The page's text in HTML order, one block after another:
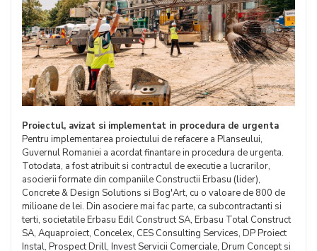
Proiectul, avizat si implementat in procedura de urgenta
Pentru implementarea proiectului de refacere a Planseului,
Guvernul Romaniei a acordat finantare in procedura de urgenta.
Totodata, a fost atribuit si contractul de executie a lucrarilor,
asocierii formate din companiile Constructii Erbasu (lider),
Concrete & Design Solutions si Bog'Art, cu o valoare de 800 de
milioane de lei. Din asociere mai fac parte, ca subcontractanti si
terti, societatile Erbasu Edil Construct SA, Erbasu Total Construct
SA, Aquaproiect, Concelex, CES Consulting Services, DP Proiect
Instal, Prospect Drill, Invest Servicii Comerciale, Drum Concept si